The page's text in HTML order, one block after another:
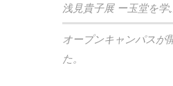
浅見貴子展 ー玉堂を学
オープンキャンパスが
た。